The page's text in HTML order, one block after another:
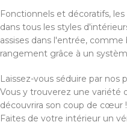
Fonctionnels et décoratifs,
dans tous les styles
assises dans l'entrée,
rangement grâce à un
Laissez-vous séduire par nos
Vous y trouverez une variété
découvrira son coup de cœur !
Faites de votre intérieur un